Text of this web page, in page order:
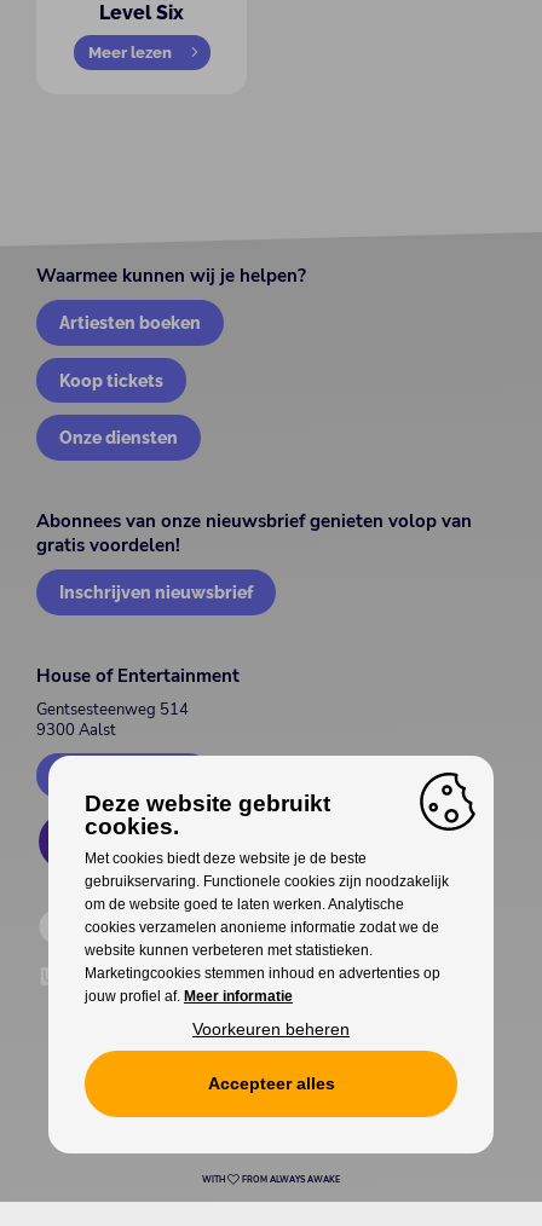
Level Six
Meer lezen
Waarmee kunnen wij je helpen?
Artiesten boeken
Koop tickets
Onze diensten
Abonnees van onze nieuwsbrief genieten volop van
gratis voordelen!
Inschrijven nieuwsbrief
House of Entertainment
Gentsesteenweg 514
9300 Aalst
Cookies Privacy
WITH FROM ALWAYS AWAKE
Deze website gebruikt
cookies.
Met cookies biedt deze website je de beste
gebruikservaring. Functionele cookies zijn noodzakelijk
om de website goed te laten werken. Analytische
cookies verzamelen anonieme informatie zodat we de
website kunnen verbeteren met statistieken.
Marketingcookies stemmen inhoud en advertenties op
jouw profiel af. Meer informatie
Voorkeuren beheren
Accepteer alles